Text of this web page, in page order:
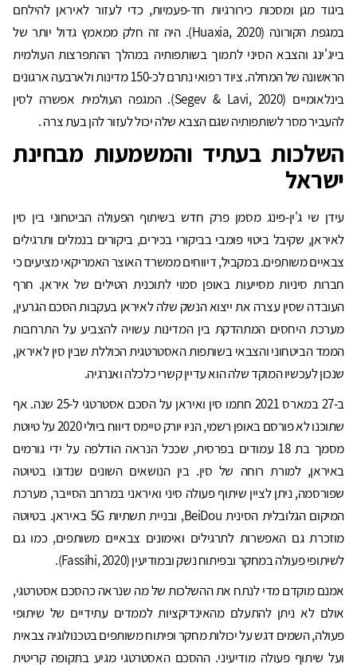
ביגוד מגן ומסכות כירורגיות חד-פעמיות, כדי לעזור לאיראן להילחם
במגפת הקורונה (Huaxia, 2020). היה זה חלק ממאמץ גדול יותר של
בייג'ינג והצבא הסיני לתמוך בשותפותיה במהלך ההתפרצות העולמית
הראשונה של המחלה. ציוד רפואי נתרם לכ-150 מדינות ולארבעה ארגונים
בינלאומיים (Segev & Lavi, 2020). המגפה העולמית אפשרה לסין
להעביר מסר לשותפותיה שגם הצבא שלה יכול לעזור להן בעת צרה .
השלכות בעתיד והמשמעות מבחינת
ישראל
עידן שי ג'ין-פינג מסמן פרק חדש בשיתוף הפעולה הביטחוני בין סין
לאיראן, שקיבל ביטוי פומבי בביקורי בכירים, ביקורים בנמלים ותרגילים
צבאיים משותפים. במקביל, דיווחים ממשרד האוצר האמריקאי מציעים כי
חברות סיניות מסייעות באופן סמוי לתוכנית הטילים של איראן. חרף
העובדה שסין עצרה את ייצוא הנשק שלה לאיראן בעקבות הסכם הגרעין,
מערכת היחסים המתהדקת בין המדינות עשויה להצביע על התרחבות
הממד הביטחוני והצבאי בשותפות האסטרטגית הכוללת שבין סין לאיראן,
שנכון לעכשיו המוקד שלה הוא עדיין קשרי כלכלה ואנרגיה.
ב-27 במארס 2021 חתמו סין ואיראן על הסכם אסטרטגי ל-25 שנה. אף
שתוכנו לא פורסם באופן רשמי, הניו יורק טיימס דיווח ביולי 2020 על טיוטת
מסמך בת 18 עמודים בפרסית, שככל הנראה הודלפה על ידי גורמים
באיראן, למורת רוחה של סין. בין הנושאים השונים שנדונו בטיוטה
שפורסמה, ניתן לציין שיתוף פעולה סיני ואיראני במרחב הסייבר, מערכת
המיקום הגלובלית הסינית BeiDou, ובניית תשתיות 5G באיראן. בטיוטה
מוזכרת גם האפשרות לתרגילים ואימונים צבאיים משותפים, כמו גם
לשיתופי פעולה במחקר ובפיתוח נשק ובמודיעין (Fassihi, 2020).
אמנם מוקדם מדי לנתח את ההשלכות של מה שנראה כהסכם אסטרטגי,
אולם לא ניתן להתעלם מהאינדיקציות לממדים עתידיים של שיתופי
פעולה, השמים דגש על יכולות מחקר ופיתוח משותפים בטכנולוגיה צבאית
ועל שיתוף פעולה מודיעיני. ההסכם האסטרטגי מגיע בתקופה קריטית